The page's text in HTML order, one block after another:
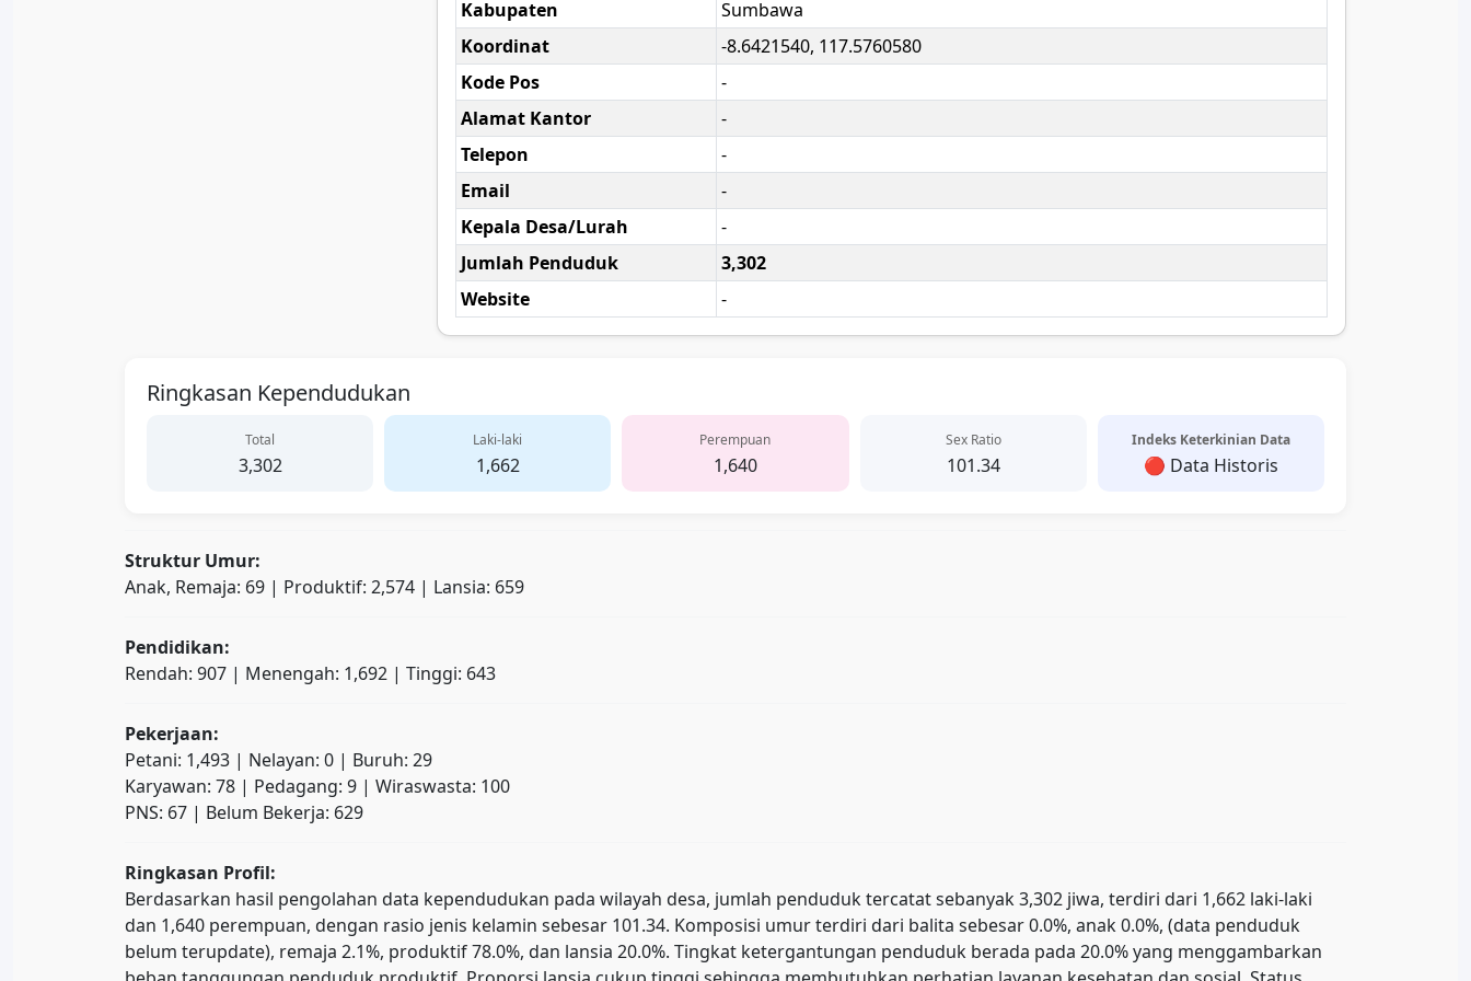
Kabupaten
Sumbawa
Koordinat
-8.6421540, 117.5760580
Kode Pos
-
Alamat Kantor
-
Telepon
-
Email
-
Kepala Desa/Lurah
-
Jumlah Penduduk
3,302
Website
-
Ringkasan Kependudukan
Total
3,302
Laki-laki
1,662
Perempuan
1,640
Sex Ratio
101.34
Indeks Keterkinian Data
🔴 Data Historis
Struktur Umur:
Anak, Remaja: 69 | Produktif: 2,574 | Lansia: 659
Pendidikan:
Rendah: 907 | Menengah: 1,692 | Tinggi: 643
Pekerjaan:
Petani: 1,493 | Nelayan: 0 | Buruh: 29
Karyawan: 78 | Pedagang: 9 | Wiraswasta: 100
PNS: 67 | Belum Bekerja: 629
Ringkasan Profil:
Berdasarkan hasil pengolahan data kependudukan pada wilayah desa, jumlah penduduk tercatat sebanyak 3,302 jiwa, terdiri dari 1,662 laki-laki
dan 1,640 perempuan, dengan rasio jenis kelamin sebesar 101.34. Komposisi umur terdiri dari balita sebesar 0.0%, anak 0.0%, (data penduduk
belum terupdate), remaja 2.1%, produktif 78.0%, dan lansia 20.0%. Tingkat ketergantungan penduduk berada pada 20.0% yang menggambarkan